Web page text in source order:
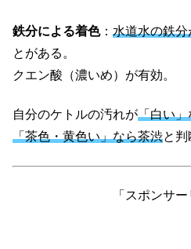
鉄分による着色： 水道水の鉄
とがある。
クエン酸（濃いめ）が有効。
自分のケトルの汚れが「白い」
「茶色・黄色い」なら茶渋と判
「スポンサー